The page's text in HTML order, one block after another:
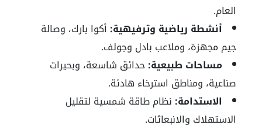
العام.
أنشطة رياضية وترفيهية: أكوا بارك، وصالة
جيم مجهزة، وملاعب بادل وجولف.
مساحات طبيعية:حدائق شاسعة، وبحيرات
صناعية، ومناطق استرخاء هادئة.
الاستدامة: نظام طاقة شمسية لتقليل
الاستهلاك والانبعاثات.